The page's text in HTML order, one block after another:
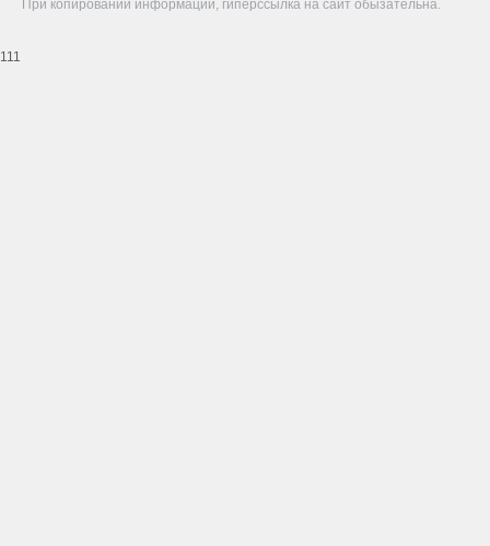
При копировании информации, гиперссылка на сайт обызательна.
111